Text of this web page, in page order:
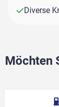
Diverse
Möchten